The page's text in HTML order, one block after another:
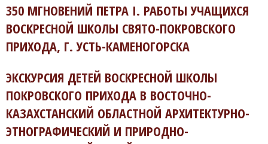
350 МГНОВЕНИЙ ПЕТРА I. РАБОТЫ УЧАЩИХСЯ
ВОСКРЕСНОЙ ШКОЛЫ СВЯТО-ПОКРОВСКОГО
ПРИХОДА, Г. УСТЬ-КАМЕНОГОРСКА
ЭКСКУРСИЯ ДЕТЕЙ ВОСКРЕСНОЙ ШКОЛЫ
ПОКРОВСКОГО ПРИХОДА В ВОСТОЧНО-
КАЗАХСТАНСКИЙ ОБЛАСТНОЙ АРХИТЕКТУРНО-
ЭТНОГРАФИЧЕСКИЙ И ПРИРОДНО-